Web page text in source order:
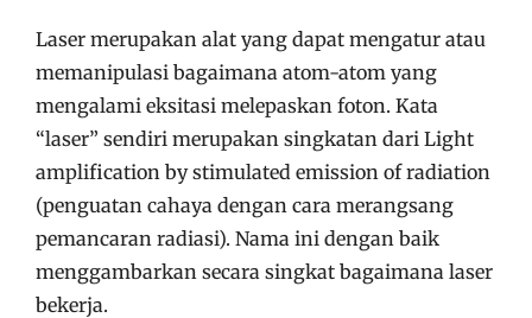
Laser merupakan alat yang dapat mengatur atau
memanipulasi bagaimana atom-atom yang
mengalami eksitasi melepaskan foton. Kata
“laser” sendiri merupakan singkatan dari Light
amplification by stimulated emission of radiation
(penguatan cahaya dengan cara merangsang
pemancaran radiasi). Nama ini dengan baik
menggambarkan secara singkat bagaimana laser
bekerja.